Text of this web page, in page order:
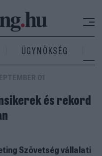
ÜGYNÖKSÉG
és rekord
Szövetség vállalati